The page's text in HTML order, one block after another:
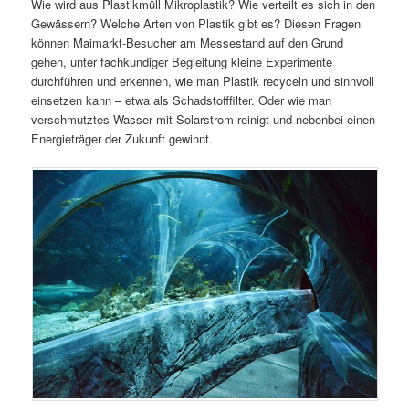
Wie wird aus Plastikmüll Mikroplastik? Wie verteilt es sich in den
Gewässern? Welche Arten von Plastik gibt es? Diesen Fragen
können Maimarkt-Besucher am Messestand auf den Grund
gehen, unter fachkundiger Begleitung kleine Experimente
durchführen und erkennen, wie man Plastik recyceln und sinnvoll
einsetzen kann – etwa als Schadstofffilter. Oder wie man
verschmutztes Wasser mit Solarstrom reinigt und nebenbei einen
Energieträger der Zukunft gewinnt.